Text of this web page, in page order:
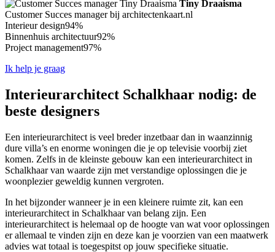
Tiny Draaisma
Customer Succes manager bij architectenkaart.nl
Interieur design94%
Binnenhuis architectuur92%
Project management97%
Ik help je graag
Interieurarchitect Schalkhaar nodig: de
beste designers
Een interieurarchitect is veel breder inzetbaar dan in waanzinnig
dure villa’s en enorme woningen die je op televisie voorbij ziet
komen. Zelfs in de kleinste gebouw kan een interieurarchitect in
Schalkhaar van waarde zijn met verstandige oplossingen die je
woonplezier geweldig kunnen vergroten.
In het bijzonder wanneer je in een kleinere ruimte zit, kan een
interieurarchitect in Schalkhaar van belang zijn. Een
interieurarchitect is helemaal op de hoogte van wat voor oplossingen
er allemaal te vinden zijn en deze kan je voorzien van een maatwerk
advies wat totaal is toegespitst op jouw specifieke situatie.